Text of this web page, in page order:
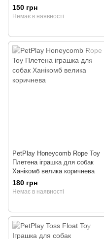
150 грн
Немає в наявності
PetPlay Honeycomb Rope Toy
Плетена іграшка для собак
Ханікомб велика коричнева
180 грн
Немає в наявності